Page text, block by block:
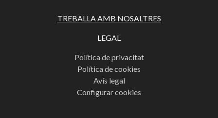
TREBALLA AMB NOSALTRES
LEGAL
Política de privacitat
Política de cookies
Avís legal
Configurar cookies